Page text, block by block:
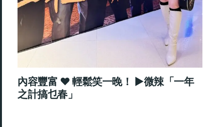
內容豐富 ♥ 輕鬆笑一晚！ ►微辣「一年
之計搞乜春」